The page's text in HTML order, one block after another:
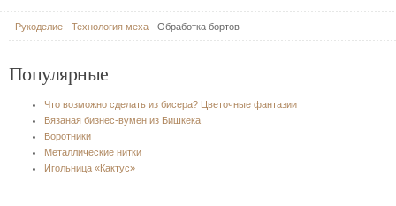
Рукоделие - Технология меха - Обработка бортов
Популярные
Что возможно сделать из бисера? Цветочные фантазии
Вязаная бизнес-вумен из Бишкека
Воротники
Металлические нитки
Игольница «Кактус»